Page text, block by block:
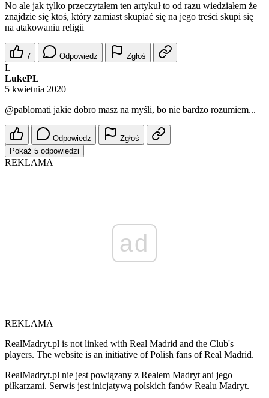
No ale jak tylko przeczytałem ten artykuł to od razu wiedziałem że
znajdzie się ktoś, który zamiast skupiać się na jego treści skupi się
na atakowaniu religii
7 Odpowiedz Zgłoś
L
LukePL
5 kwietnia 2020
@pablomati jakie dobro masz na myśli, bo nie bardzo rozumiem...
Odpowiedz
Zgłoś
Pokaż 5 odpowiedzi
REKLAMA
ad
REKLAMA
RealMadryt.pl is not linked with Real Madrid and the Club's
players. The website is an initiative of Polish fans of Real Madrid.
RealMadryt.pl nie jest powiązany z Realem Madryt ani jego
piłkarzami. Serwis jest inicjatywą polskich fanów Realu Madryt.